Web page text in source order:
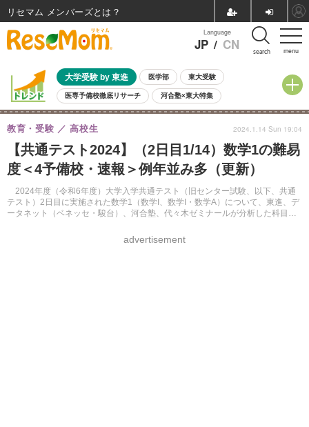
menu
Language
JP / CN search
大学受験 by 東進 医学部 東大受験
医専予備校徹底リサーチ 河合塾×東大特集
親子で考える大学選び 高校受験 中学受験 小学校受験
共通テスト 夏休み
8月開催イベント・WS 全国公立高校 過去問 人気記事
自由研究教材（小学生向け） 自由研究教材（中学生向け） ランキング
【共通テスト2024】（2日目1/14）数学1の難易
度＜4予備校・速報＞例年並み多（更新）
2024年度（令和6年度）大学入学共通テスト（旧センター試験、以下、共通
テスト）2日目に実施された数学1（数学I、数学I・数学A）について、東進、デ
ータネット（ベネッセ・駿台）、河合塾、代々木ゼミナールが分析した科目別
教育・受験 高校生
advertisement
2024.1.14 Sun 19:04
リセマム メンバーズ